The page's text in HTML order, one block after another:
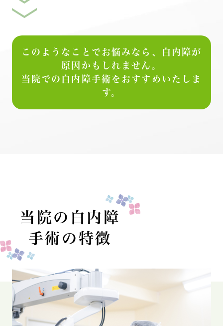
このようなことでお悩みなら、白内障が
原因かもしれません。
当院での白内障手術をおすすめいたしま
す。
当院の白内障
手術の特徴